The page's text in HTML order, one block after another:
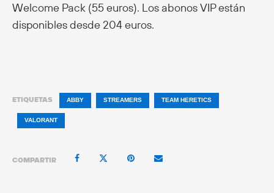
Welcome Pack (55 euros). Los abonos VIP están
disponibles desde 204 euros.
ETIQUETAS ABBY STREAMERS TEAM HERETICS
VALORANT
COMPARTIR